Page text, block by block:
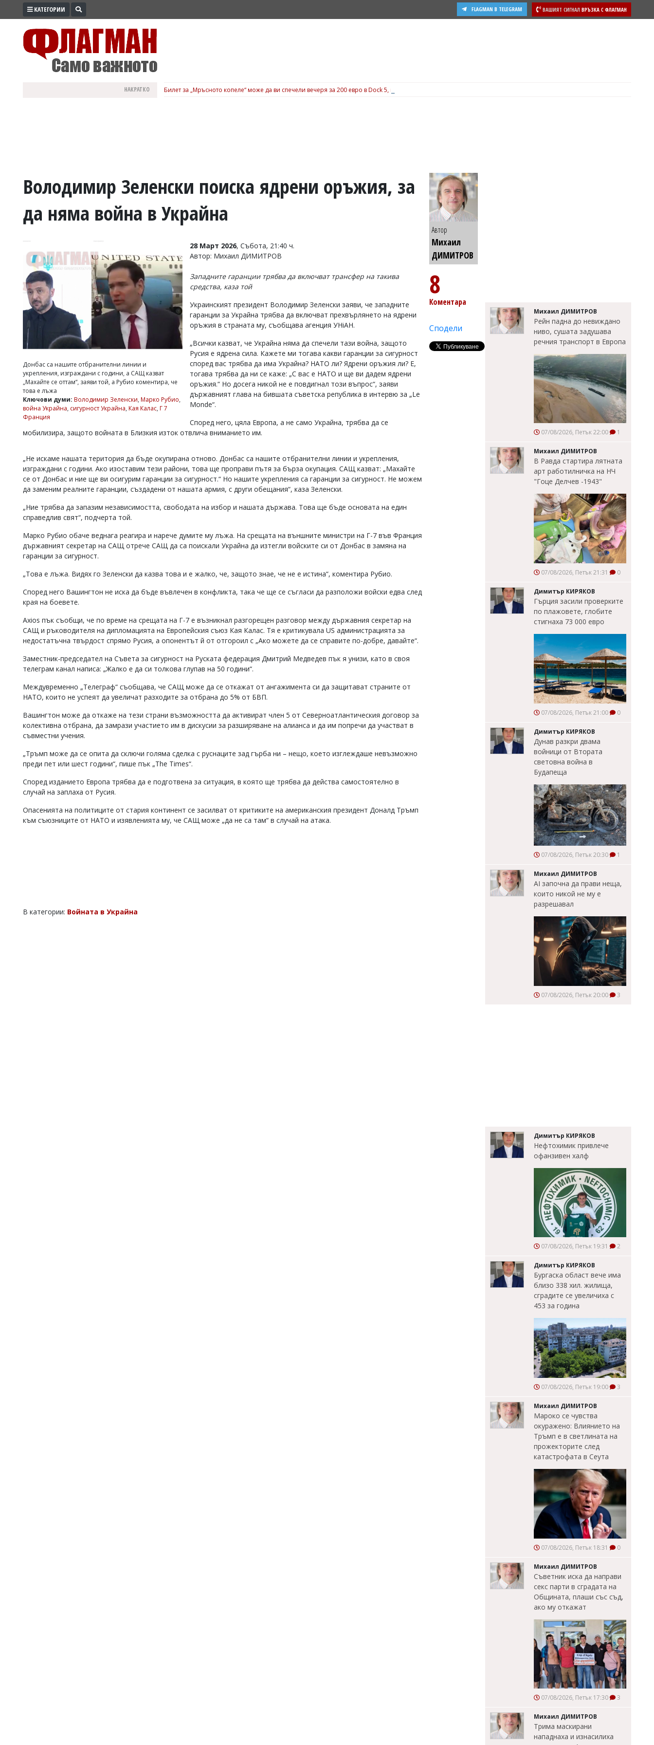
ПРОМО
ВОЙНАТА
УКРАЙНА
РАЗСЛЕДВАНЕ
БИЗНЕС
Управители:
Василев,
v.vasilev@flagman.bg
k.kassabova@flagman.bg
Главен
редактор:
Колев,
office@flagman.bg
статиите
въвеждат
редакцията
отговорност
откриете
сигнализирайте
КАТЕГОРИИ ВАШИЯТ СИГНАЛ ВРЪЗКА С ФЛАГМАН
FLAGMAN В TELEGRAM
НАКРАТКО Билет за „Мръсното копеле“ може да ви спечели вечеря за 200 евро в Dock 5, вижте подробности
Володимир Зеленски поиска ядрени оръжия, за
да няма война в Украйна
Донбас са нашите отбранителни линии и
укрепления, изграждани с години, а САЩ казват
„Махайте се оттам“, заяви той, а Рубио коментира, че
това е лъжа
Ключови думи: Володимир Зеленски, Марко Рубио,
война Украйна, сигурност Украйна, Кая Калас, Г 7
Франция
28 Март 2026, Събота, 21:40 ч.
Автор: Михаил ДИМИТРОВ
Западните гаранции трябва да включват трансфер на такива
средства, каза той
Украинският президент Володимир Зеленски заяви, че западните
гаранции за Украйна трябва да включват прехвърлянето на ядрени
оръжия в страната му, съобщава агенция УНiАН.
„Всички казват, че Украйна няма да спечели тази война, защото
Русия е ядрена сила. Кажете ми тогава какви гаранции за сигурност
според вас трябва да има Украйна? НАТО ли? Ядрени оръжия ли? Е,
тогава трябва да ни се каже: „С вас е НАТО и ще ви дадем ядрени
оръжия.“ Но досега никой не е повдигнал този въпрос“, заяви
държавният глава на бившата съветска република в интервю за „Le
Monde“.
Според него, цяла Европа, а не само Украйна, трябва да се
мобилизира, защото войната в Близкия изток отвлича вниманието им.
„Не искаме нашата територия да бъде окупирана отново. Донбас са нашите отбранителни линии и укрепления,
изграждани с години. Ако изоставим тези райони, това ще проправи пътя за бърза окупация. САЩ казват: „Махайте
се от Донбас и ние ще ви осигурим гаранции за сигурност.“ Но нашите укрепления са гаранции за сигурност. Не можем
да заменим реалните гаранции, създадени от нашата армия, с други обещания“, каза Зеленски.
„Ние трябва да запазим независимостта, свободата на избор и нашата държава. Това ще бъде основата на един
справедлив свят“, подчерта той.
Марко Рубио обаче веднага реагира и нарече думите му лъжа. На срещата на външните министри на Г-7 във Франция
държавният секретар на САЩ отрече САЩ да са поискали Украйна да изтегли войските си от Донбас в замяна на
гаранции за сигурност.
„Това е лъжа. Видях го Зеленски да казва това и е жалко, че, защото знае, че не е истина“, коментира Рубио.
Според него Вашингтон не иска да бъде въвлечен в конфликта, така че ще се съгласи да разположи войски едва след
края на боевете.
Axios пък съобщи, че по време на срещата на Г-7 е възникнал разгорещен разговор между държавния секретар на
САЩ и ръководителя на дипломацията на Европейския съюз Кая Калас. Тя е критикувала US администрацията за
недостатъчна твърдост спрямо Русия, а опонентът й от отгороил с „Ако можете да се справите по-добре, давайте“.
Заместник-председател на Съвета за сигурност на Руската федерация Дмитрий Медведев пък я унизи, като в своя
телеграм канал написа: „Жалко е да си толкова глупав на 50 години“.
Междувременно „Телеграф“ съобщава, че САЩ може да се откажат от ангажимента си да защитават страните от
НАТО, които не успеят да увеличат разходите за отбрана до 5% от БВП.
Вашингтон може да откаже на тези страни възможността да активират член 5 от Северноатлантическия договор за
колективна отбрана, да замрази участието им в дискусии за разширяване на алианса и да им попречи да участват в
съвместни учения.
„Тръмп може да се опита да сключи голяма сделка с руснаците зад гърба ни – нещо, което изглеждаше невъзможно
преди пет или шест години“, пише пък „Тhe Times“.
Според изданието Европа трябва да е подготвена за ситуация, в която ще трябва да действа самостоятелно в
случай на заплаха от Русия.
Опасенията на политиците от стария континент се засилват от критиките на американския президент Доналд Тръмп
към съюзниците от НАТО и изявленията му, че САЩ може „да не са там“ в случай на атака.
В категории: Войната в Украйна
Автор
Михаил
ДИМИТРОВ
8
Коментара
Сподели
Михаил ДИМИТРОВ
Рейн падна до невиждано
ниво, сушата задушава
речния транспорт в Европа
07/08/2026, Петък 22:00 1
Михаил ДИМИТРОВ
В Равда стартира лятната
арт работилничка на НЧ
"Гоце Делчев -1943"
07/08/2026, Петък 21:31 0
Димитър КИРЯКОВ
Гърция засили проверките
по плажовете, глобите
стигнаха 73 000 евро
07/08/2026, Петък 21:00 0
Димитър КИРЯКОВ
Дунав разкри двама
войници от Втората
световна война в
Будапеща
07/08/2026, Петък 20:30 1
Михаил ДИМИТРОВ
AI започна да прави неща,
които никой не му е
разрешавал
07/08/2026, Петък 20:00 3
Димитър КИРЯКОВ
Нефтохимик привлече
офанзивен халф
07/08/2026, Петък 19:31 2
Димитър КИРЯКОВ
Бургаска област вече има
близо 338 хил. жилища,
сградите се увеличиха с
453 за година
07/08/2026, Петък 19:00 3
Михаил ДИМИТРОВ
Мароко се чувства
окуражено: Влиянието на
Тръмп е в светлината на
прожекторите след
катастрофата в Сеута
07/08/2026, Петък 18:31 0
Михаил ДИМИТРОВ
Съветник иска да направи
секс парти в сградата на
Общината, плаши със съд,
ако му откажат
07/08/2026, Петък 17:30 3
Михаил ДИМИТРОВ
Трима маскирани
нападнаха и изнасилиха